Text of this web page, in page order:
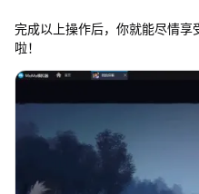
完成以上操作后，你就能尽情
啦！